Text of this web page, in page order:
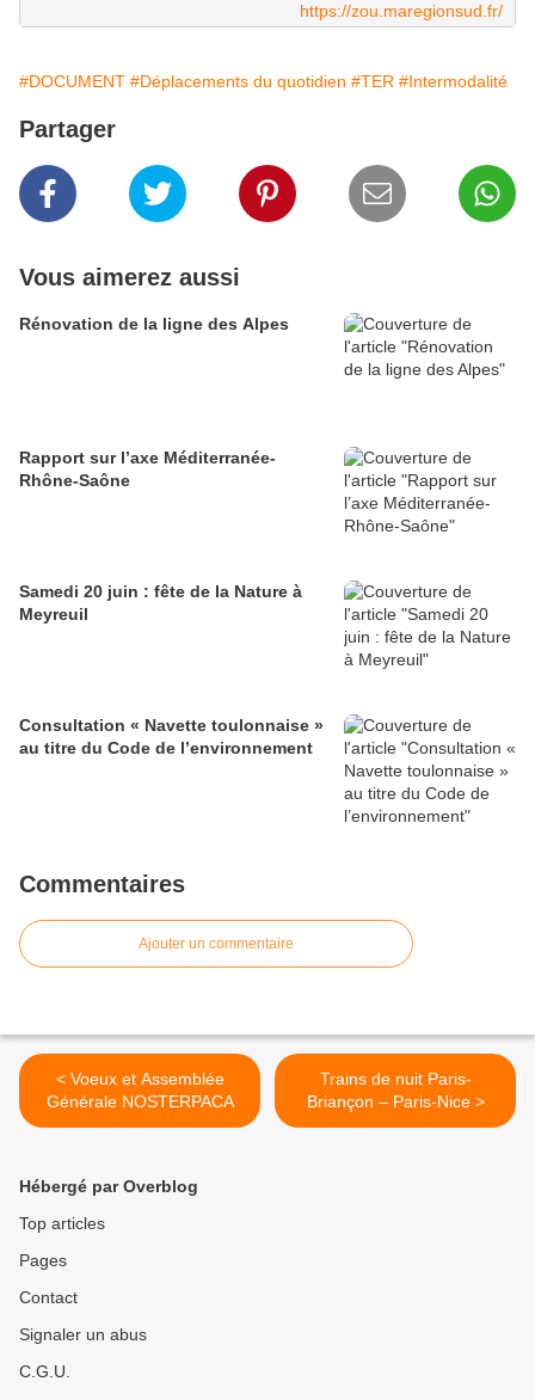
https://zou.maregionsud.fr/
#DOCUMENT #Déplacements du quotidien #TER #Intermodalité
Partager
Vous aimerez aussi
Rénovation de la ligne des Alpes
Rapport sur l’axe Méditerranée-
Rhône-Saône
Samedi 20 juin : fête de la Nature à
Meyreuil
Consultation « Navette toulonnaise »
au titre du Code de l’environnement
Commentaires
Ajouter un commentaire
< Voeux et Assemblée
Générale NOSTERPACA
Trains de nuit Paris-
Briançon – Paris-Nice >
Hébergé par Overblog
Top articles
Pages
Contact
Signaler un abus
C.G.U.